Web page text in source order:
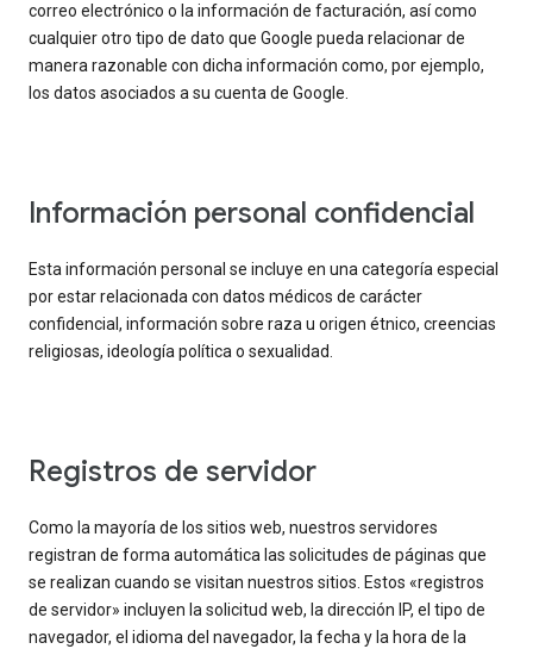
correo electrónico o la información de facturación, así como
cualquier otro tipo de dato que Google pueda relacionar de
manera razonable con dicha información como, por ejemplo,
los datos asociados a su cuenta de Google.
Información personal confidencial
Esta información personal se incluye en una categoría especial
por estar relacionada con datos médicos de carácter
confidencial, información sobre raza u origen étnico, creencias
religiosas, ideología política o sexualidad.
Registros de servidor
Como la mayoría de los sitios web, nuestros servidores
registran de forma automática las solicitudes de páginas que
se realizan cuando se visitan nuestros sitios. Estos «registros
de servidor» incluyen la solicitud web, la dirección IP, el tipo de
navegador, el idioma del navegador, la fecha y la hora de la